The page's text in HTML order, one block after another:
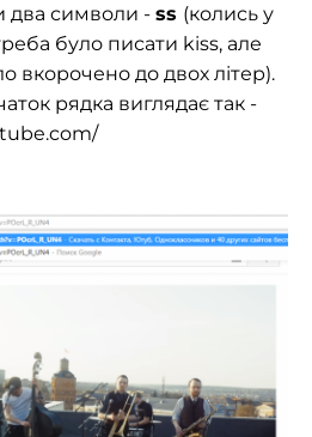
два символи - ss (колись у
було писати kiss, але
вкорочено до двох літер).
рядка виглядає так -